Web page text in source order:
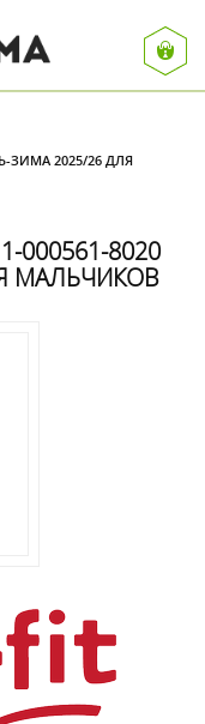
ЗИМА 2025/26 ДЛЯ
000561-8020
МАЛЬЧИКОВ